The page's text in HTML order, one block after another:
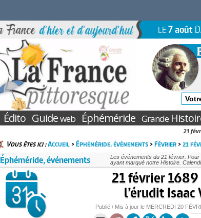
LE7 août
Édito Guideweb Éphéméride Grande
21
Vous êtes ici :Accueil>Éphéméride, événements>Février>21
Éphéméride, événements
Les événements du 21 février.
ayant marqué notre Histoire.
21 février
l’érudit Isaac
Publié / Mis à jour le MERCREDI 20